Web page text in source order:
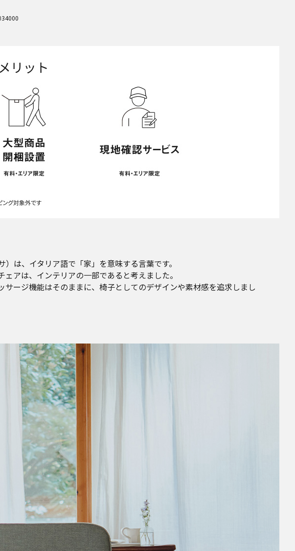
）は、イタリア語で「家」を意味する言葉です。
ェアは、インテリアの一部であると考えました。
サージ機能はそのままに、椅子としてのデザインや素材感を追求しまし